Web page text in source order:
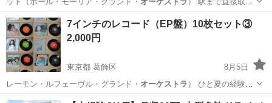
に来れ…
東京 葛飾区 その他 レコード
7インチのレコード（EP盤）10枚セット③
2,000円
東京都 葛飾区
8月5日
レーモン・ルフェーヴル・グランド・ オーケストラ ） ひと夏の経験
（山口百恵） …
東京 葛飾区 その他 チェリッシュ